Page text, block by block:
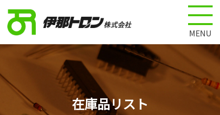
MENU
在庫品リスト